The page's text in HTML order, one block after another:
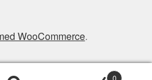
WooCommerce.
0